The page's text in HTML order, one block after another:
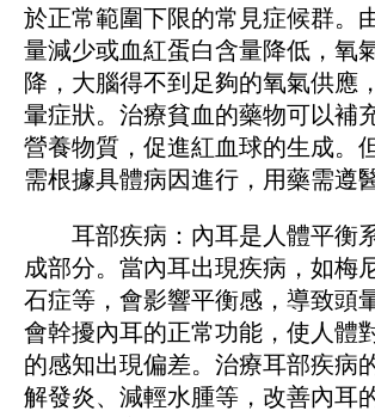
於正常範圍下限的常見症候群。
量減少或血紅蛋白含量降低，氧
降，大腦得不到足夠的氧氣供應
暈症狀。治療貧血的藥物可以補
營養物質，促進紅血球的生成。
需根據具體病因進行，用藥需遵
耳部疾病：內耳是人體平衡
成部分。當內耳出現疾病，如梅
石症等，會影響平衡感，導致頭
會幹擾內耳的正常功能，使人體
的感知出現偏差。治療耳部疾病
解發炎、減輕水腫等，改善內耳